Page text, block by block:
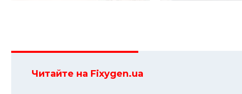
Читайте на Fixygen.ua